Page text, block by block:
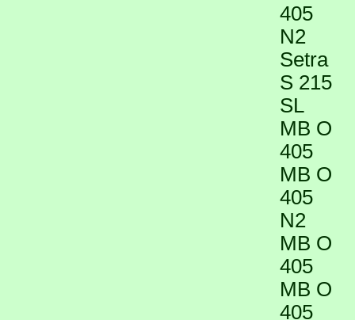
405
N2
Setra
S 215
SL
MB O
405
MB O
405
N2
MB O
405
MB O
405